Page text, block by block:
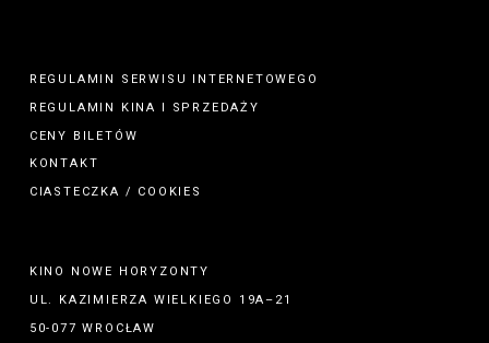
REGULAMIN SERWISU INTERNETOWEGO
REGULAMIN KINA I
SPRZEDAŻY
CENY BILETÓW
KONTAKT
CIASTECZKA / COOKIES
KINO NOWE HORYZONTY
UL. KAZIMIERZA WIELKIEGO 19A–21
50-077 WROCŁAW